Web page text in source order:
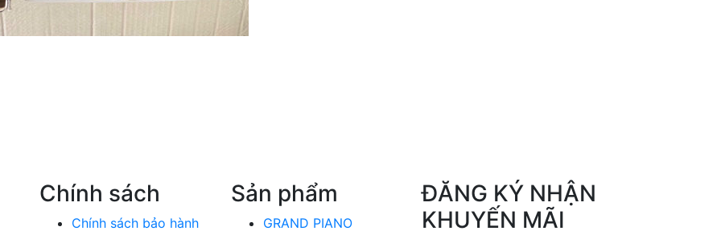
Chính sách
Chính sách bảo hành
Sản phẩm
GRAND PIANO
ĐĂNG KÝ NHẬN
KHUYẾN MÃI